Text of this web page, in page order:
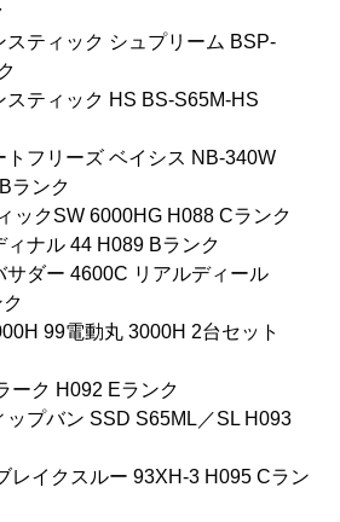
スティック シュプリーム BSP-
スティック HS BS-S65M-HS
トフリーズ ベイシス NB-340W
ランク
ックSW 6000HG H088 Cランク
ナル 44 H089 Bランク
サダー 4600C リアルディール
99電動丸 3000H 2台セット
ーク H092 Eランク
ップバン SSD S65ML／SL H093
レイクスルー 93XH-3 H095 Cラン